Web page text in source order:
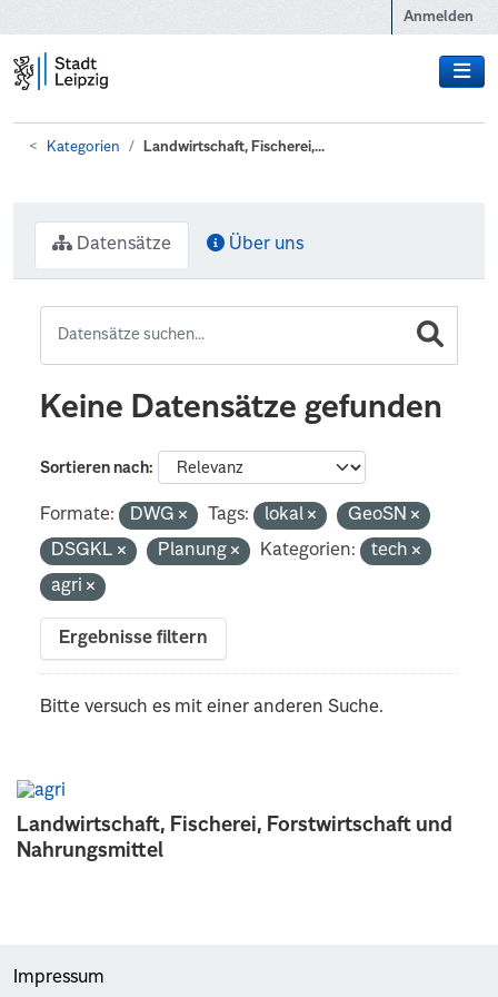
Anmelden
Kategorien Landwirtschaft, Fischerei,...
Landwirtschaft, Fischerei, Forstwirtschaft und
Nahrungsmittel
Datensätze Über uns
Keine Datensätze gefunden
Sortieren nach
Formate: DWG Tags: lokal
GeoSN
DSGKL
Planung Kategorien:
tech
agri
Ergebnisse filtern
Bitte versuch es mit einer anderen Suche.
Impressum